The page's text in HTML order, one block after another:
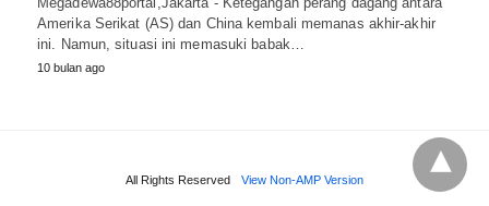
Amerika Serikat (AS) dan China kembali memanas akhir-akhir
ini. Namun, situasi ini memasuki babak…
10 bulan ago
All Rights Reserved View Non-AMP Version